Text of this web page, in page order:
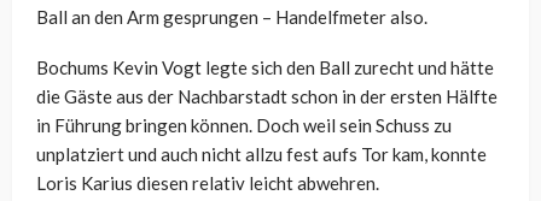
Ball an den Arm gesprungen – Handelfmeter also.
Bochums Kevin Vogt legte sich den Ball zurecht und hätte
die Gäste aus der Nachbarstadt schon in der ersten Hälfte
in Führung bringen können. Doch weil sein Schuss zu
unplatziert und auch nicht allzu fest aufs Tor kam, konnte
Loris Karius diesen relativ leicht abwehren.